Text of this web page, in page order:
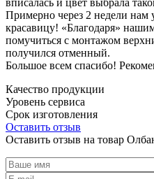
Примерно через 2 недели
красавицу! «Благодаря»
помучиться с монтажом
получился отменный.
Большое всем спасибо!
Качество продукции
Уровень сервиса
Срок изготовления
Оставить отзыв
Оставить отзыв на товар